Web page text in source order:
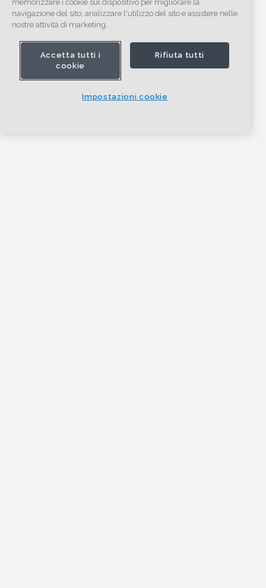
memorizzare i cookie sul dispositivo per migliorare la
navigazione del sito, analizzare l'utilizzo del sito e assistere nelle
nostre attività di marketing.
Accetta tutti i
cookie
Rifiuta tutti
Impostazioni cookie